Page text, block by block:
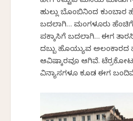
ಹುಲ್ಲು ಬೊಂಬಿನಿಂದ ಕುಂಬಾರ
ಬದಲಾಗಿ… ಮಂಗಳೂರು
ಪಕ್ಕಾಸಿಗೆ ಬದಲಾಗಿ… ಈಗ
ದಬ್ಬು ಹೊಯ್ಯುವ ಅಲಂಕಾರದ
ಆವಿಷ್ಕಾರವೂ ಆಗಿವೆ.
ವಿನ್ಯಾಸಗಳೂ ಕೂಡ ಈಗ